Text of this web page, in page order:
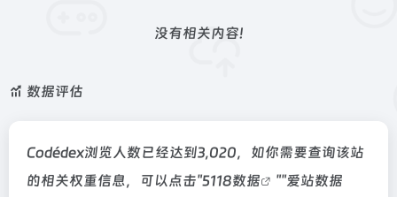
没有相关内容!
数据评估
Codédex浏览人数已经达到3,020，如你需要查询该站
的相关权重信息，可以点击"5118数据 ""爱站数据